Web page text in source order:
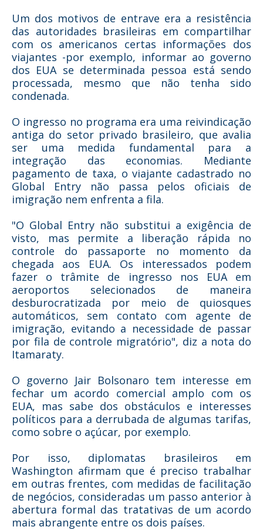
Um dos motivos de entrave era a resistência
das autoridades brasileiras em compartilhar
com os americanos certas informações dos
viajantes -por exemplo, informar ao governo
dos EUA se determinada pessoa está sendo
processada, mesmo que não tenha sido
condenada.
O ingresso no programa era uma reivindicação
antiga do setor privado brasileiro, que avalia
ser uma medida fundamental para a
integração das economias. Mediante
pagamento de taxa, o viajante cadastrado no
Global Entry não passa pelos oficiais de
imigração nem enfrenta a fila.
"O Global Entry não substitui a exigência de
visto, mas permite a liberação rápida no
controle do passaporte no momento da
chegada aos EUA. Os interessados podem
fazer o trâmite de ingresso nos EUA em
aeroportos selecionados de maneira
desburocratizada por meio de quiosques
automáticos, sem contato com agente de
imigração, evitando a necessidade de passar
por fila de controle migratório", diz a nota do
Itamaraty.
O governo Jair Bolsonaro tem interesse em
fechar um acordo comercial amplo com os
EUA, mas sabe dos obstáculos e interesses
políticos para a derrubada de algumas tarifas,
como sobre o açúcar, por exemplo.
Por isso, diplomatas brasileiros em
Washington afirmam que é preciso trabalhar
em outras frentes, com medidas de facilitação
de negócios, consideradas um passo anterior à
abertura formal das tratativas de um acordo
mais abrangente entre os dois países.